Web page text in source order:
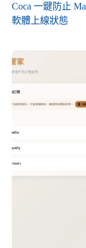
Coca 一鍵防止
軟體上線狀態